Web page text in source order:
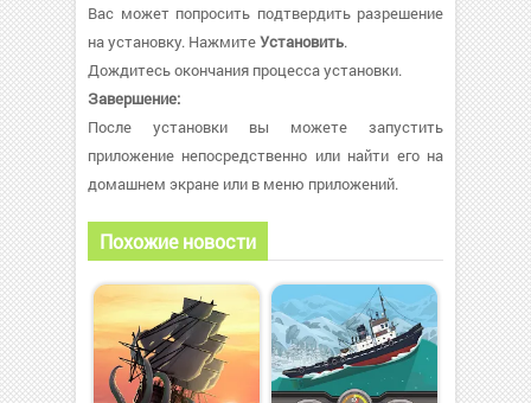
Вас может попросить подтвердить разрешение
на установку. НажмитеУстановить.
Дождитесь окончания процесса установки.
Завершение:
После установки вы можете запустить
приложение непосредственно или найти его на
домашнем экране или в меню приложений.
Похожие новости